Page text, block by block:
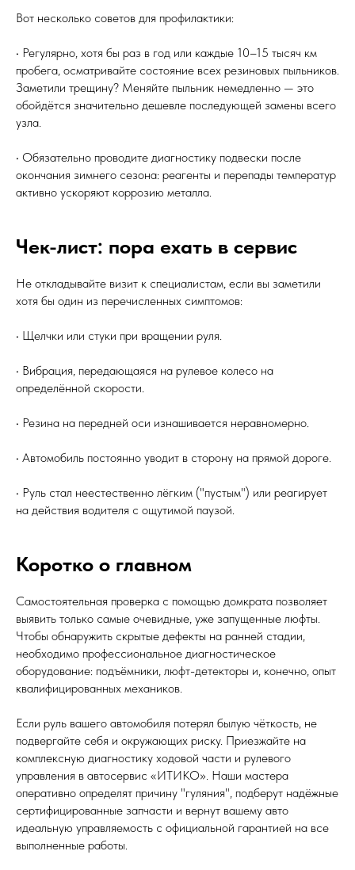
Вот несколько советов для профилактики:
• Регулярно, хотя бы раз в год или каждые 10–15 тысяч км
пробега, осматривайте состояние всех резиновых пыльников.
Заметили трещину? Меняйте пыльник немедленно — это
обойдётся значительно дешевле последующей замены всего
узла.
• Обязательно проводите диагностику подвески после
окончания зимнего сезона: реагенты и перепады температур
активно ускоряют коррозию металла.
Чек-лист: пора ехать в сервис
Не откладывайте визит к специалистам, если вы заметили
хотя бы один из перечисленных симптомов:
• Щелчки или стуки при вращении руля.
• Вибрация, передающаяся на рулевое колесо на
определённой скорости.
• Резина на передней оси изнашивается неравномерно.
• Автомобиль постоянно уводит в сторону на прямой дороге.
• Руль стал неестественно лёгким ("пустым") или реагирует
на действия водителя с ощутимой паузой.
Коротко о главном
Самостоятельная проверка с помощью домкрата позволяет
выявить только самые очевидные, уже запущенные люфты.
Чтобы обнаружить скрытые дефекты на ранней стадии,
необходимо профессиональное диагностическое
оборудование: подъёмники, люфт-детекторы и, конечно, опыт
квалифицированных механиков.
Если руль вашего автомобиля потерял былую чёткость, не
подвергайте себя и окружающих риску. Приезжайте на
комплексную диагностику ходовой части и рулевого
управления в автосервис «ИТИКО». Наши мастера
оперативно определят причину "гуляния", подберут надёжные
сертифицированные запчасти и вернут вашему авто
идеальную управляемость с официальной гарантией на все
выполненные работы.